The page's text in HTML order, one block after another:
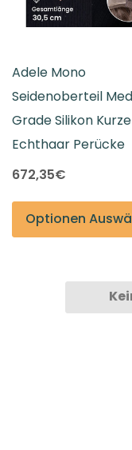
Adele Mono
Seidenoberteil
Grade Silikon
Echthaar Perücke
672,35€
Optionen